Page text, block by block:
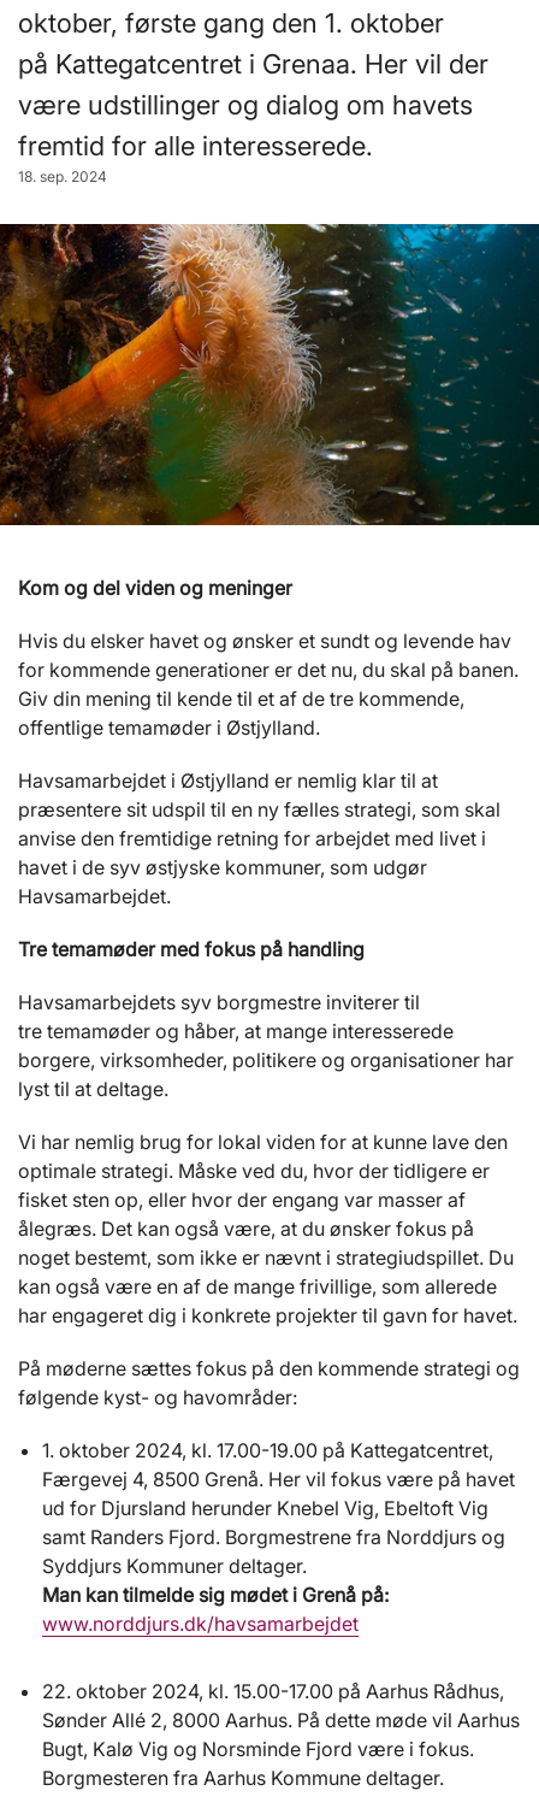
oktober, første gang den 1. oktober
på Kattegatcentret i Grenaa. Her vil der
være udstillinger og dialog om havets
fremtid for alle interesserede.
18. sep. 2024
Kom og del viden og meninger
Hvis du elsker havet og ønsker et sundt og levende hav
for kommende generationer er det nu, du skal på banen.
Giv din mening til kende til et af de tre kommende,
offentlige temamøder i Østjylland.
Havsamarbejdet i Østjylland er nemlig klar til at
præsentere sit udspil til en ny fælles strategi, som skal
anvise den fremtidige retning for arbejdet med livet i
havet i de syv østjyske kommuner, som udgør
Havsamarbejdet.
Tre temamøder med fokus på handling
Havsamarbejdets syv borgmestre inviterer til
tre temamøder og håber, at mange interesserede
borgere, virksomheder, politikere og organisationer har
lyst til at deltage.
Vi har nemlig brug for lokal viden for at kunne lave den
optimale strategi. Måske ved du, hvor der tidligere er
fisket sten op, eller hvor der engang var masser af
ålegræs. Det kan også være, at du ønsker fokus på
noget bestemt, som ikke er nævnt i strategiudspillet. Du
kan også være en af de mange frivillige, som allerede
har engageret dig i konkrete projekter til gavn for havet.
På møderne sættes fokus på den kommende strategi og
følgende kyst- og havområder:
1. oktober 2024, kl. 17.00-19.00 på Kattegatcentret,
Færgevej 4, 8500 Grenå. Her vil fokus være på havet
ud for Djursland herunder Knebel Vig, Ebeltoft Vig
samt Randers Fjord. Borgmestrene fra Norddjurs og
Syddjurs Kommuner deltager.
Man kan tilmelde sig mødet i Grenå på:
www.norddjurs.dk/havsamarbejdet
22. oktober 2024, kl. 15.00-17.00 på Aarhus Rådhus,
Sønder Allé 2, 8000 Aarhus. På dette møde vil Aarhus
Bugt, Kalø Vig og Norsminde Fjord være i fokus.
Borgmesteren fra Aarhus Kommune deltager.